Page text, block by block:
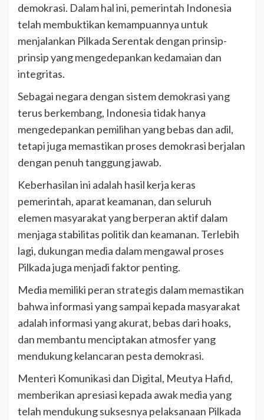
demokrasi. Dalam hal ini, pemerintah Indonesia
telah membuktikan kemampuannya untuk
menjalankan Pilkada Serentak dengan prinsip-
prinsip yang mengedepankan kedamaian dan
integritas.
Sebagai negara dengan sistem demokrasi yang
terus berkembang, Indonesia tidak hanya
mengedepankan pemilihan yang bebas dan adil,
tetapi juga memastikan proses demokrasi berjalan
dengan penuh tanggung jawab.
Keberhasilan ini adalah hasil kerja keras
pemerintah, aparat keamanan, dan seluruh
elemen masyarakat yang berperan aktif dalam
menjaga stabilitas politik dan keamanan. Terlebih
lagi, dukungan media dalam mengawal proses
Pilkada juga menjadi faktor penting.
Media memiliki peran strategis dalam memastikan
bahwa informasi yang sampai kepada masyarakat
adalah informasi yang akurat, bebas dari hoaks,
dan membantu menciptakan atmosfer yang
mendukung kelancaran pesta demokrasi.
Menteri Komunikasi dan Digital, Meutya Hafid,
memberikan apresiasi kepada awak media yang
telah mendukung suksesnya pelaksanaan Pilkada